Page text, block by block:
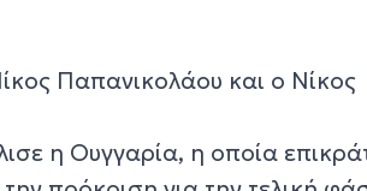
Παπανικολάου και ο Νίκος
η Ουγγαρία, η οποία